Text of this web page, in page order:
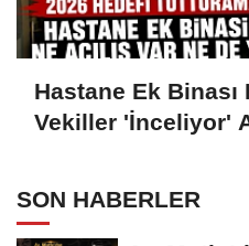
Hastane Ek Binası
Vekiller 'İnceliyor'
SON HABERLER